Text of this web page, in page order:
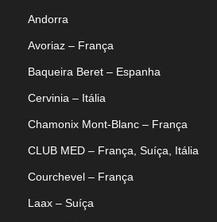
Andorra
Avoriaz – França
Baqueira Beret – Espanha
Cervinia – Itália
Chamonix Mont-Blanc – França
CLUB MED – França, Suíça, Itália
Courchevel – França
Laax – Suíça